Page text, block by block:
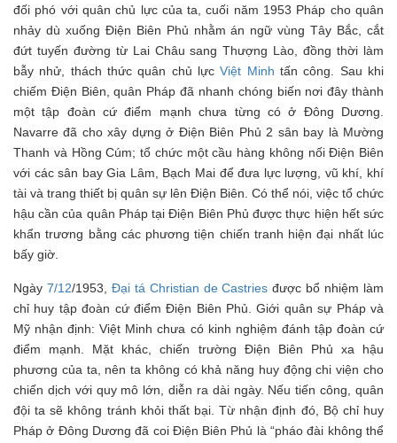
đối phó với quân chủ lực của ta, cuối năm 1953 Pháp cho quân
nhảy dù xuống Điện Biên Phủ nhằm án ngữ vùng Tây Bắc, cắt
đứt tuyến đường từ Lai Châu sang Thượng Lào, đồng thời làm
bẫy nhử, thách thức quân chủ lựcViệt Minh tấn công. Sau khi
chiếm Điện Biên, quân Pháp đã nhanh chóng biến nơi đây thành
một tập đoàn cứ điểm mạnh chưa từng có ở Đông Dương.
Navarre đã cho xây dựng ở Điện Biên Phủ 2 sân bay là Mường
Thanh và Hồng Cúm; tổ chức một cầu hàng không nối Điện Biên
với các sân bay Gia Lâm, Bạch Mai để đưa lực lượng, vũ khí, khí
tài và trang thiết bị quân sự lên Điện Biên. Có thể nói, việc tổ chức
hậu cần của quân Pháp tại Điện Biên Phủ được thực hiện hết sức
khẩn trương bằng các phương tiện chiến tranh hiện đại nhất lúc
bấy giờ.
Ngày 7/12/1953, Đại tá Christian de Castries được bổ nhiệm làm
chỉ huy tập đoàn cứ điểm Điện Biên Phủ. Giới quân sự Pháp và
Mỹ nhận định: Việt Minh chưa có kinh nghiệm đánh tập đoàn cứ
điểm mạnh. Mặt khác, chiến trường Điện Biên Phủ xa hậu
phương của ta, nên ta không có khả năng huy động chi viện cho
chiến dịch với quy mô lớn, diễn ra dài ngày. Nếu tiến công, quân
đội ta sẽ không tránh khỏi thất bại. Từ nhận định đó, Bộ chỉ huy
Pháp ở Đông Dương đã coi Điện Biên Phủ là “pháo đài không thể